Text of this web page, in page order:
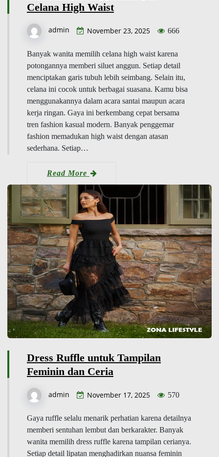
Celana High Waist
admin November 23, 2025 666
Banyak wanita memilih celana high waist karena
potongannya memberi siluet anggun. Setiap detail
menciptakan garis tubuh lebih seimbang. Selain itu,
celana ini cocok untuk berbagai suasana. Kamu bisa
menggunakannya dalam acara santai maupun acara
kerja ringan. Gaya ini berkembang cepat bersama
tren fashion kasual modern. Banyak penggemar
fashion memadukan high waist dengan atasan
sederhana. Setiap…
Read More
Dress Ruffle untuk Tampilan
Feminin dan Ceria
admin November 17, 2025 570
Gaya ruffle selalu menarik perhatian karena detailnya
memberi sentuhan lembut dan berkarakter. Banyak
wanita memilih dress ruffle karena tampilan cerianya.
Setiap detail lipatan menghadirkan nuansa feminin